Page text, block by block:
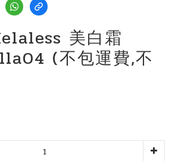
美白霜
(不包運費,不